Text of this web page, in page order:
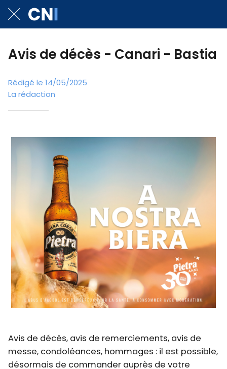
Avis de décès - Canari - Bastia
Rédigé le 14/05/2025
La rédaction
Avis de décès, avis de remerciements, avis de
messe, condoléances, hommages : il est possible,
désormais de commander auprès de votre